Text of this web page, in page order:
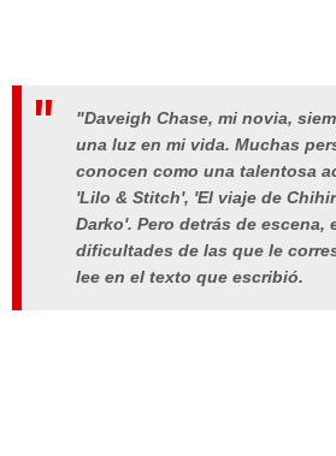
"Daveigh Chase, mi novia,
una luz en mi vida. Muchas
conocen como una talentosa
'Lilo & Stitch', 'El viaje de
Darko'. Pero detrás de escena,
dificultades de las que le
lee en el texto que escribió.